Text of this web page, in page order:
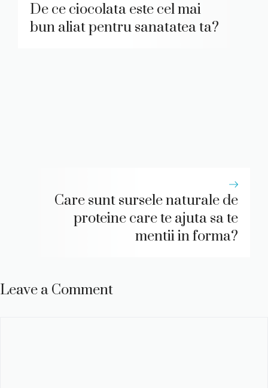
De ce ciocolata este cel mai
bun aliat pentru sanatatea ta?
Care sunt sursele naturale de
proteine care te ajuta sa te
mentii in forma?
Leave a Comment